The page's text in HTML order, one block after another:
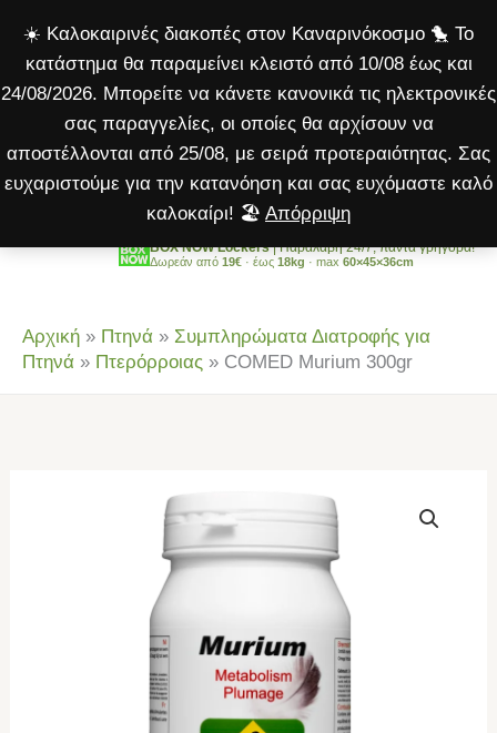
☀️ Καλοκαιρινές διακοπές στον Καναρινόκοσμο 🐤 Το
κατάστημα θα παραμείνει κλειστό από 10/08 έως και
24/08/2026. Μπορείτε να κάνετε κανονικά τις ηλεκτρονικές
σας παραγγελίες, οι οποίες θα αρχίσουν να
αποστέλλονται από 25/08, με σειρά προτεραιότητας. Σας
ευχαριστούμε για την κατανόηση και σας ευχόμαστε καλό
καλοκαίρι! 🏖️ Απόρριψη
στο
περιεχόμενο
BOX NOW Lockers| Παραλαβή 24/7, πάντα γρήγορα!
Δωρεάν από 19€ · έως 18kg · max 60×45×36cm
Αρχική » Πτηνά » Συμπληρώματα Διατροφής για
Πτηνά » Πτερόρροιας » COMED Murium 300gr
ποσότητα